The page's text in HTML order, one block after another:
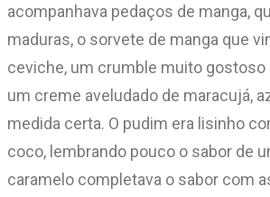
acompanhava pedaços de manga,
maduras, o sorvete de manga que
ceviche, um crumble muito gostoso
um creme aveludado de maracujá,
medida certa. O pudim era lisinho
coco, lembrando pouco o sabor de
caramelo completava o sabor com